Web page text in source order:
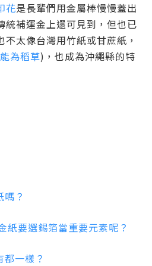
花是長輩們用金屬棒慢慢蓋出
統補運金上還可見到，但也已
太像台灣用竹紙或甘蔗紙，
為稻草)，也成為沖繩縣的特
？
紙要選錫箔當重要元素呢？
一樣？